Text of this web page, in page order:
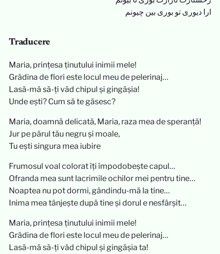
ارا دیوری تو بوری بین چیونم
Traducere
Maria, prințesa ținutului inimii mele!
Grădina de flori este locul meu de pelerinaj…
Lasă-mă să-ți văd chipul și gingășia!
Unde ești? Cum să te găsesc?
Maria, doamnă delicată, Maria, raza mea de speranță!
Jur pe părul tău negru și moale,
Tu ești singura mea iubire
Frumosul voal colorat îți împodobește capul…
Ofranda mea sunt lacrimile ochilor mei pentru tine…
Noaptea nu pot dormi, gândindu-mă la tine…
Inima mea tânjește după tine și dorul e nesfârșit…
Maria, prințesa ținutului inimii mele!
Grădina de flori este locul meu de pelerinaj…
Lasă-mă să-ți văd chipul și gingășia ta!